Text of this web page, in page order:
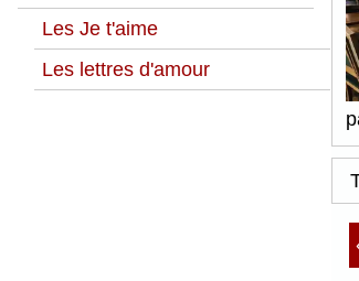
Les Je t'aime
Les lettres d'amour